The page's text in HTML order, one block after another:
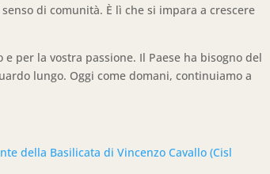
di comunità. È lì che si impara a crescere
per la vostra passione. Il Paese ha bisogno del
lungo. Oggi come domani, continuiamo a
della Basilicata di Vincenzo Cavallo (Cisl